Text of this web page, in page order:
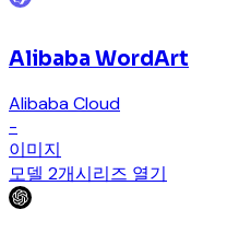
Alibaba WordArt
Alibaba Cloud
-
이미지
모델 2개시리즈 열기